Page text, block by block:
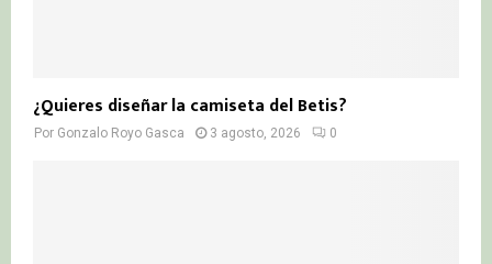
¿Quieres diseñar la camiseta del Betis?
Por Gonzalo Royo Gasca 3 agosto, 2026 0